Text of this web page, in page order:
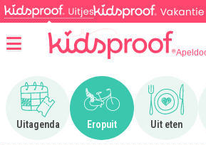
Uitagenda
Ga naar Uitagenda
Eropuit
Ga naar Eropuit
Uit eten
Ga naar